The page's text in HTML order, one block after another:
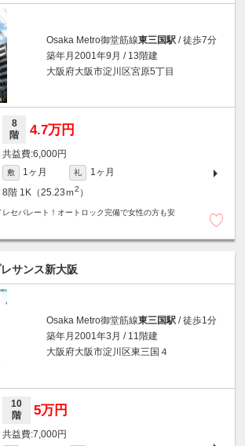
Osaka Metro御堂筋線東三国駅 / 徒歩7分
築年月2001年9月 / 13階建
大阪府大阪市淀川区宮原5丁目
8
階
4.7万円
6,000円
敷 1ヶ月 礼
1ヶ月
8階 1K（25.23ｍ2 ）
レセパレート！オートロック完備で女性の方も安
サンス新大阪
Osaka Metro御堂筋線東三国駅 / 徒歩1分
築年月2001年3月 / 11階建
大阪府大阪市淀川区東三国４
10
階
5万円
7,000円